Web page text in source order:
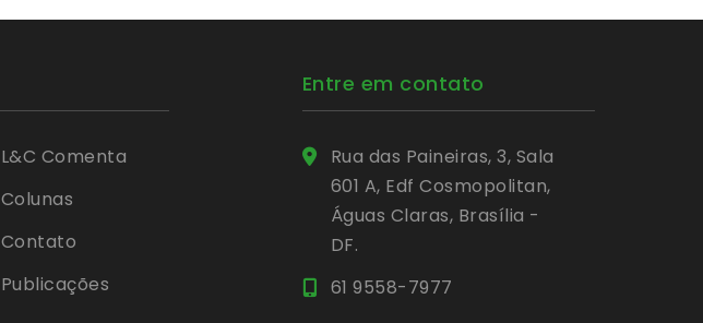
L&C Comenta
Colunas
Contato
Publicações
Entre em contato
Rua das Paineiras, 3, Sala
601 A, Edf Cosmopolitan,
Águas Claras, Brasília -
DF.
61 9558-7977